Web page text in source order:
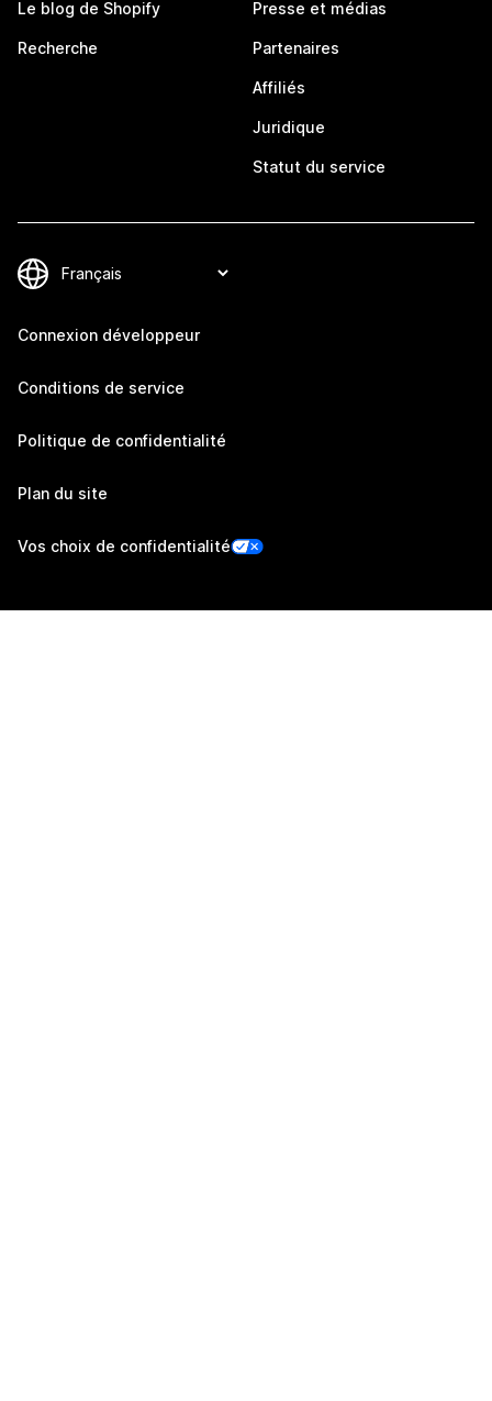
Le blog de Shopify
Recherche
Presse et médias
Partenaires
Affiliés
Juridique
Statut du service
Connexion développeur
Conditions de service
Politique de confidentialité
Plan du site
Vos choix de confidentialité